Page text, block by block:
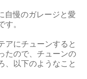
自慢のガレージと愛
す。
アにチューンすると
たので、チューンの
、以下のようなこと